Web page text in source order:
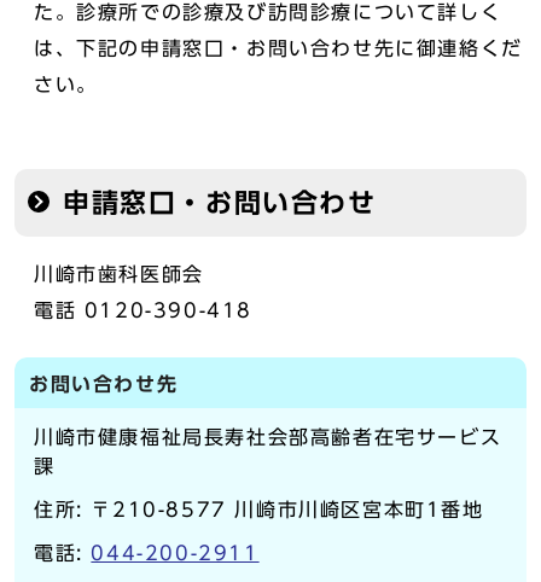
た。診療所での診療及び訪問診療について詳しく
は、下記の申請窓口・お問い合わせ先に御連絡くだ
さい。
申請窓口・お問い合わせ
川崎市歯科医師会
電話 0120-390-418
お問い合わせ先
川崎市健康福祉局長寿社会部高齢者在宅サービス
課
住所: 〒210-8577 川崎市川崎区宮本町1番地
電話: 044-200-2911